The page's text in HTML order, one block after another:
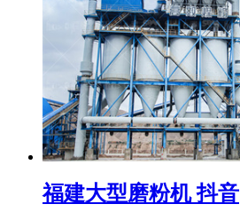
福建大型磨粉机 抖音